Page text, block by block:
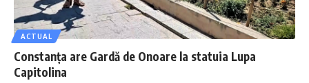
ACTUAL
Constanţa are Gardă de Onoare la statuia Lupa
Capitolina